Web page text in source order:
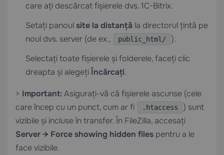
care ați descărcat fișierele dvs. 1C-Bitrix.
Setați panoul site la distanță la directorul țintă pe
noul dvs. server (de ex.,
public_html/
).
Selectați toate fișierele și folderele, faceți clic
dreapta și alegețiÎncărcați.
> Important:Asigurați-vă că fișierele ascunse (cele
care încep cu un punct, cum ar fi
.htaccess
) sunt
vizibile și incluse în transfer. În FileZilla, accesați
Server → Force showing hidden files pentru a le
face vizibile.